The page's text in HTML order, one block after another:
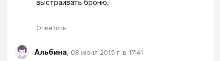
выстраивать броню.
Ответить
Альбина, 08 июня 2015 г. в 17:41